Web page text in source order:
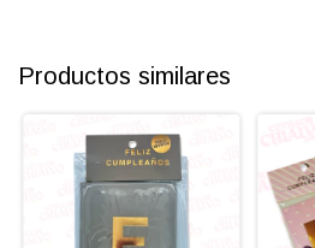
Productos similares